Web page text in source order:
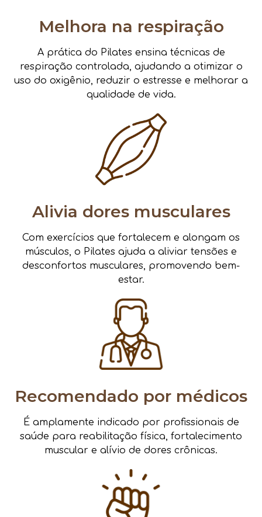
Melhora na respiração
A prática do Pilates ensina técnicas de
respiração controlada, ajudando a otimizar o
uso do oxigênio, reduzir o estresse e melhorar a
qualidade de vida.
Alivia dores musculares
Com exercícios que fortalecem e alongam os
músculos, o Pilates ajuda a aliviar tensões e
desconfortos musculares, promovendo bem-
estar.
Recomendado por médicos
É amplamente indicado por profissionais de
saúde para reabilitação física, fortalecimento
muscular e alívio de dores crônicas.